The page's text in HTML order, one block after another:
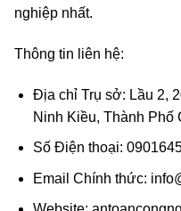
nghiệp nhất.
Thông tin liên hệ:
Địa chỉ Trụ sở: Lầu 2,
Ninh Kiều, Thành Phố
Số Điện thoại:
Email Chính thức: